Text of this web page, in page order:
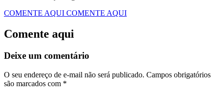
COMENTE AQUI COMENTE AQUI
Comente aqui
Deixe um comentário
O seu endereço de e-mail não será publicado. Campos obrigatórios
são marcados com *